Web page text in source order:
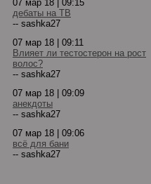
07 мар 18 | 09:15
дебаты на ТВ
-- sashka27
07 мар 18 | 09:11
Влияет ли тестостерон на рост
волос?
-- sashka27
07 мар 18 | 09:09
анекдоты
-- sashka27
07 мар 18 | 09:06
всё для бани
-- sashka27